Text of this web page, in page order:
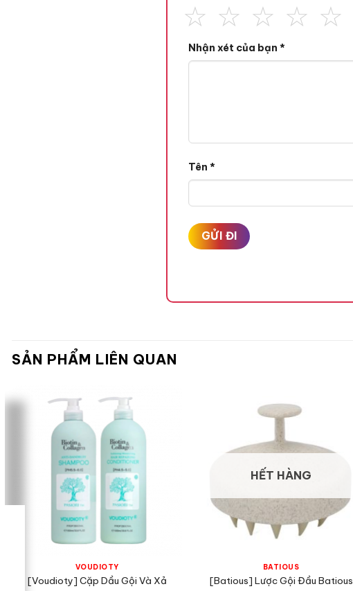
Nhận xét của bạn*
Tên*
SẢN PHẨM LIÊN QUAN
VOUDIOTY
[Voudioty] Cặp Dầu Gội Và Xả
HẾT HÀNG
BATIOUS
[Batious] Lược Gội Đầu Batious